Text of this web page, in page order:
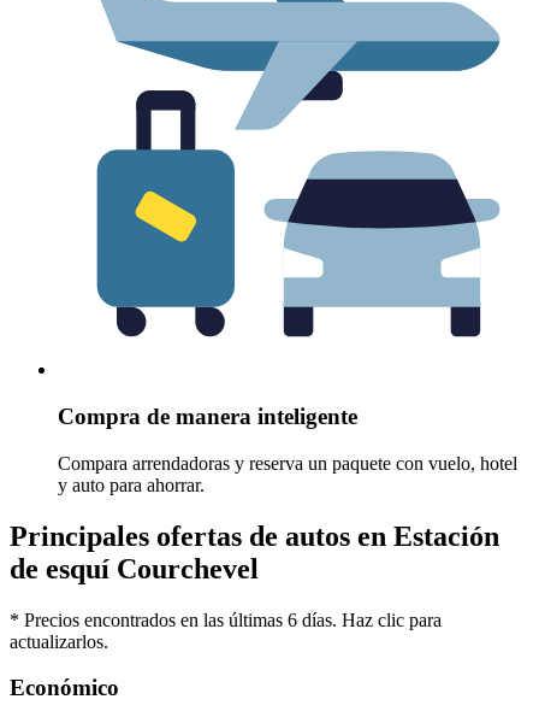
Compra de manera inteligente
Compara arrendadoras y reserva un paquete con vuelo, hotel
y auto para ahorrar.
Principales ofertas de autos en Estación
de esquí Courchevel
* Precios encontrados en las últimas 6 días. Haz clic para
actualizarlos.
Económico